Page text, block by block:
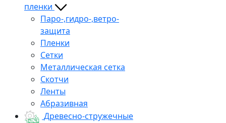
пленки
Паро-,гидро-,ветро-
защита
Пленки
Сетки
Металлическая сетка
Скотчи
Ленты
Абразивная
Древесно-стружечные